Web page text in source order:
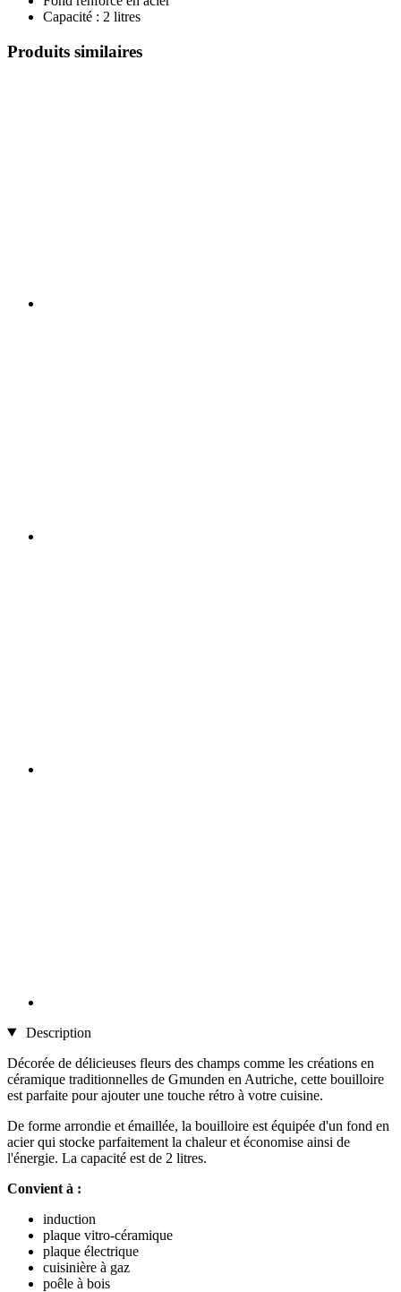
Capacité : 2 litres
Produits similaires
Description
Décorée de délicieuses fleurs des champs comme les créations en
céramique traditionnelles de Gmunden en Autriche, cette bouilloire
est parfaite pour ajouter une touche rétro à votre cuisine.
De forme arrondie et émaillée, la bouilloire est équipée d'un fond en
acier qui stocke parfaitement la chaleur et économise ainsi de
l'énergie. La capacité est de 2 litres.
Convient à :
induction
plaque vitro-céramique
plaque électrique
cuisinière à gaz
poêle à bois